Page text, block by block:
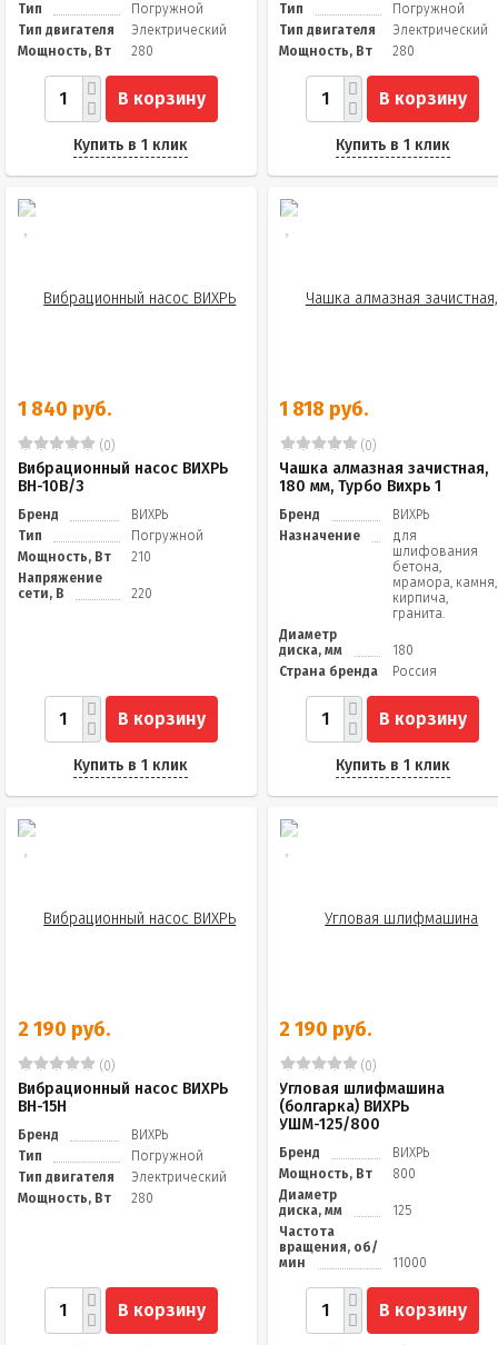
Тип
Погружной
Тип двигателя
Электрический
Мощность, Вт
280
В корзину
Купить в 1 клик
Тип
Погружной
Тип двигателя
Электрический
Мощность, Вт
280
В корзину
Купить в 1 клик
1 840 руб.
(0)
Вибрационный насос ВИХРЬ
ВН-10В/3
Бренд
ВИХРЬ
Тип
Погружной
Мощность, Вт
210
Напряжение
сети, В
220
В корзину
Купить в 1 клик
1 818 руб.
(0)
Чашка алмазная зачистная,
180 мм, Турбо Вихрь 1
Бренд
ВИХРЬ
Назначение
для
шлифования
бетона,
мрамора, камня,
кирпича,
гранита.
Диаметр
диска, мм
180
Страна бренда
Россия
В корзину
Купить в 1 клик
2 190 руб.
(0)
Вибрационный насос ВИХРЬ
ВН-15Н
Бренд
ВИХРЬ
Тип
Погружной
Тип двигателя
Электрический
Мощность, Вт
280
В корзину
2 190 руб.
(0)
Угловая шлифмашина
(болгарка) ВИХРЬ
УШМ-125/800
Бренд
ВИХРЬ
Мощность, Вт
800
Диаметр
диска, мм
125
Частота
вращения, об/
мин
11000
В корзину